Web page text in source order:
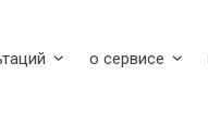
о сервисе